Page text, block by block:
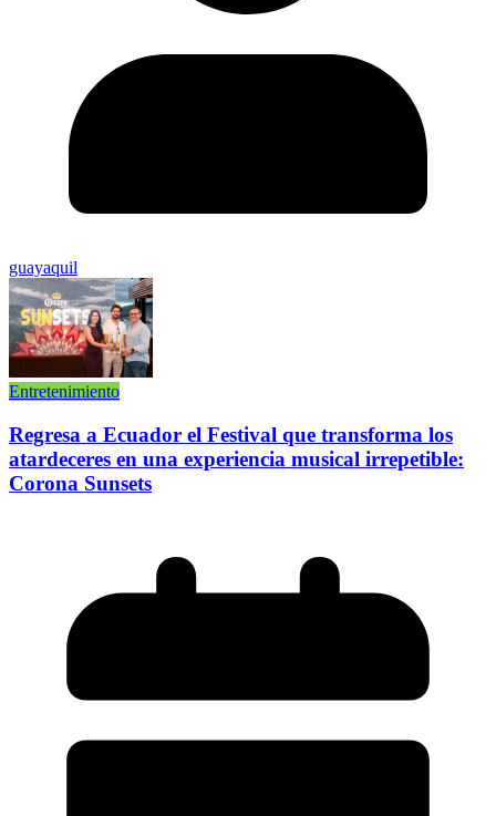
guayaquil
Entretenimiento
Regresa a Ecuador el Festival que transforma los
atardeceres en una experiencia musical irrepetible:
Corona Sunsets